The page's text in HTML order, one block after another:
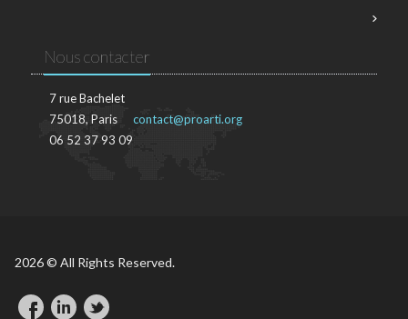
Nous contacter
7 rue Bachelet
75018, Paris
06 52 37 93 09
contact@proarti.org
2026 © All Rights Reserved.